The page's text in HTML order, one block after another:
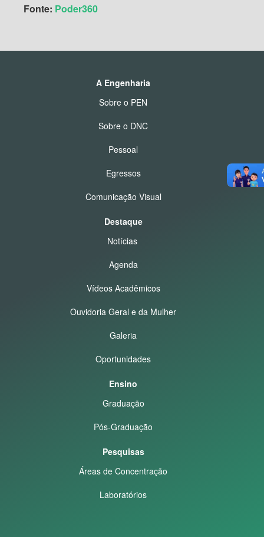
Fonte: Poder360
A Engenharia
Sobre o PEN
Sobre o DNC
Pessoal
Egressos
Comunicação Visual
Destaque
Notícias
Agenda
Vídeos Acadêmicos
Ouvidoria Geral e da Mulher
Galeria
Oportunidades
Ensino
Graduação
Pós-Graduação
Pesquisas
Áreas de Concentração
Laboratórios